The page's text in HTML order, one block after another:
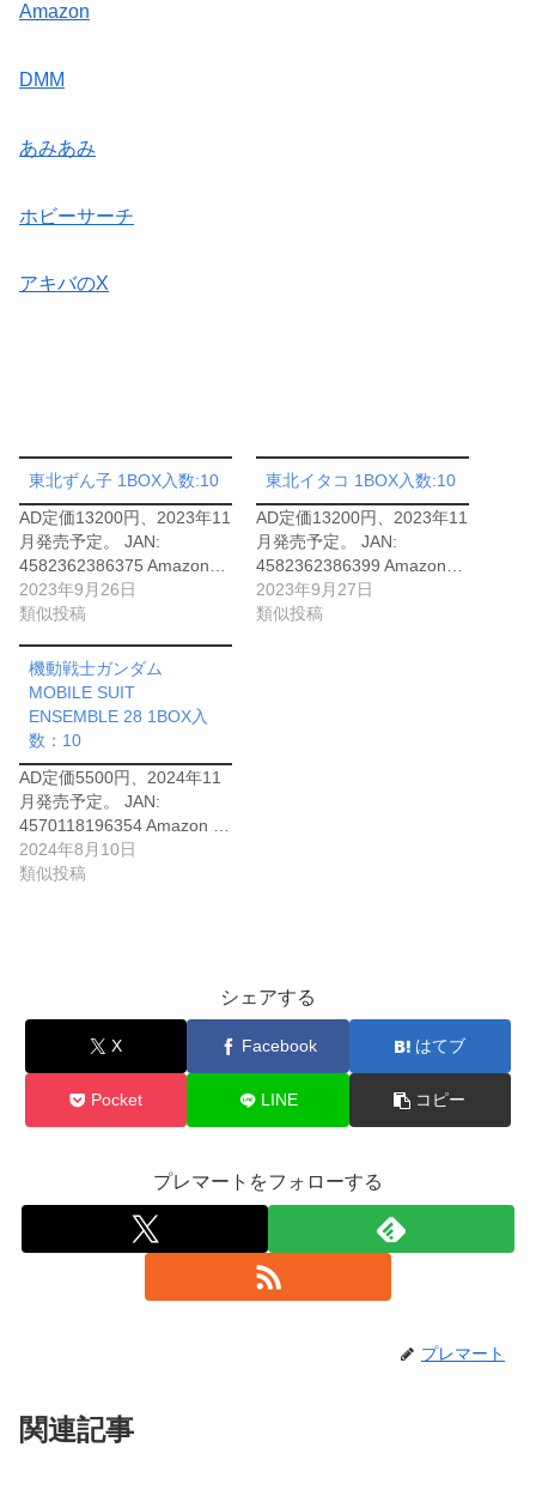
Amazon
DMM
あみあみ
ホビーサーチ
アキバのX
東北ずん子 1BOX入数:10
AD定価13200円、2023年11
月発売予定。 JAN:
4582362386375 Amazon…
2023年9月26日
類似投稿
東北イタコ 1BOX入数:10
AD定価13200円、2023年11
月発売予定。 JAN:
4582362386399 Amazon…
2023年9月27日
類似投稿
機動戦士ガンダム
MOBILE SUIT
ENSEMBLE 28 1BOX入
数：10
AD定価5500円、2024年11
月発売予定。 JAN:
4570118196354 Amazon …
2024年8月10日
類似投稿
シェアする
X Facebook はてブ
Pocket LINE コピー
プレマートをフォローする
プレマート
関連記事